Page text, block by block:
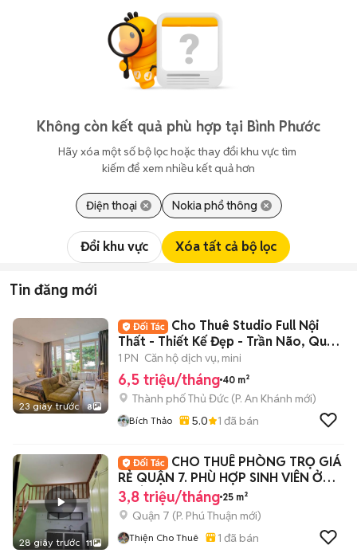
Không còn kết quả phù hợp tại Bình Phước
Hãy xóa một số bộ lọc hoặc thay đổi khu vực tìm
kiếm để xem nhiều kết quả hơn
Điện thoại Nokia phổ thông
Đổi khu vực Xóa tất cả bộ lọc
Tin đăng mới
23 giây trước 8
Cho Thuê Studio Full Nội
Thất - Thiết Kế Đẹp - Trần Não, Quận
21 PN Căn hộ dịch vụ, mini
6,5 triệu/tháng 40 m²
Thành phố Thủ Đức (P. An Khánh mới)
Bích Thảo 5.0 1 đã bán
28 giây trước 11
CHO THUÊ PHÒNG TRỌ GIÁ
RẺ QUẬN 7. PHÙ HỢP SINH VIÊN Ở
GHÉP
3,8 triệu/tháng 25 m²
Quận 7 (P. Phú Thuận mới)
Thiện Cho Thuê 1 đã bán